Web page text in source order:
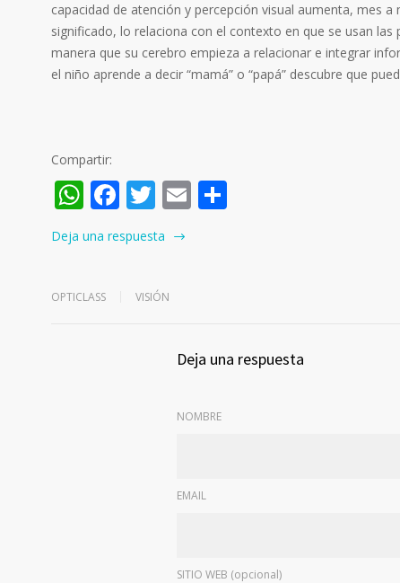
capacidad de atención y percepción visual aumenta, mes
significado, lo relaciona con el contexto en que se usan
manera que su cerebro empieza a relacionar e integrar
el niño aprende a decir “mamá” o “papá” descubre que
Compartir:
WhatsApp
Facebook
Twitter
Email
Deja una respuesta
OPTICLASS VISIÓN
Deja una respuesta
NOMBRE
EMAIL
SITIO WEB (opcional)